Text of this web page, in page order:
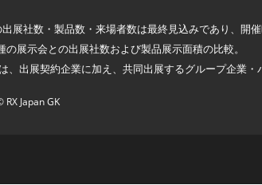
展社数・製品数・来場者数は最終見込みであり、開
展示会との出展社数および製品展示面積の比較。
、出展契約企業に加え、共同出展するグループ企業・
Japan GK